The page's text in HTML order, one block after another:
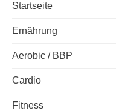
Startseite
Ernährung
Aerobic / BBP
Cardio
Fitness